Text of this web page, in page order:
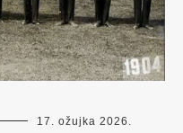
17. ožujka 2026.